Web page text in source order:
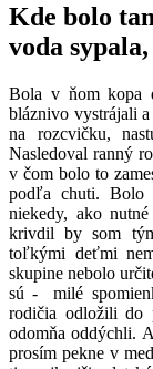
Kde bolo
voda
Bola v ňom kopa
bláznivo vystrájali
na rozcvičku,
Nasledoval ranný
v čom bolo to
podľa chuti. Bolo
niekedy, ako
krivdil by som
toľkými deťmi
skupine nebolo
sú - milé
rodičia odložili do
odomňa oddýchli.
prosím pekne v